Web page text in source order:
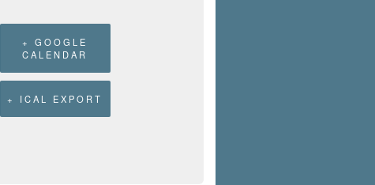
+ GOOGLE
CALENDAR
+ ICAL EXPORT